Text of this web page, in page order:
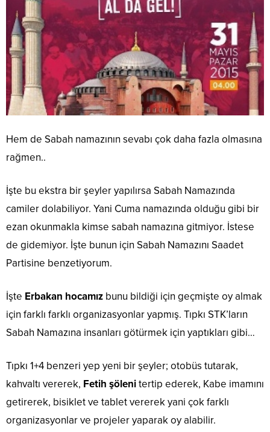
Hem de Sabah namazının sevabı çok daha fazla olmasına
rağmen..
İşte bu ekstra bir şeyler yapılırsa Sabah Namazında
camiler dolabiliyor. Yani Cuma namazında olduğu gibi bir
ezan okunmakla kimse sabah namazına gitmiyor. İstese
de gidemiyor. İşte bunun için Sabah Namazını Saadet
Partisine benzetiyorum.
İşte Erbakan hocamız bunu bildiği için geçmişte oy almak
için farklı farklı organizasyonlar yapmış. Tıpkı STK’ların
Sabah Namazına insanları götürmek için yaptıkları gibi…
Tıpkı 1+4 benzeri yep yeni bir şeyler; otobüs tutarak,
kahvaltı vererek, Fetih şölenitertip ederek, Kabe imamını
getirerek, bisiklet ve tablet vererek yani çok farklı
organizasyonlar ve projeler yaparak oy alabilir.